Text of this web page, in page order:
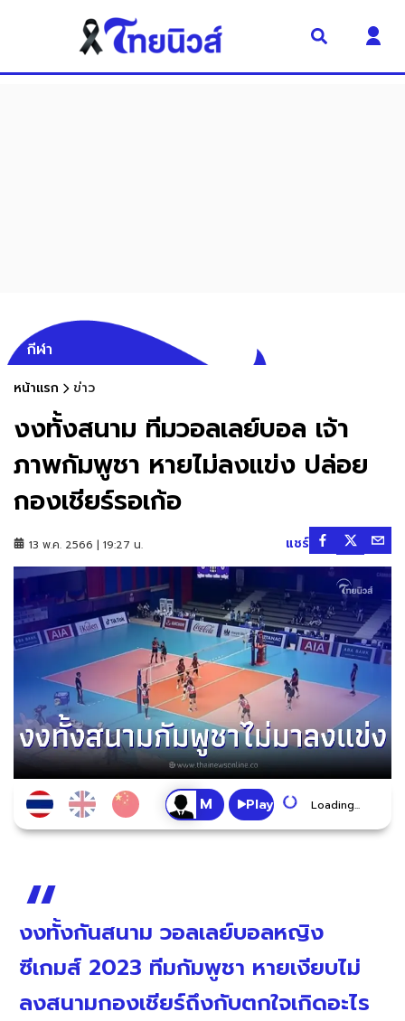
กีฬา
หน้าแรก ข่าว
งงทั้งสนาม ทีมวอลเลย์บอล เจ้า
ภาพกัมพูชา หายไม่ลงแข่ง ปล่อย
กองเชียร์รอเก้อ
13 พ.ค. 2566 | 19:27 น. แชร์
Play Loading...
งงทั้งกันสนาม วอลเลย์บอลหญิง
ซีเกมส์ 2023 ทีมกัมพูชา หายเงียบไม่
ลงสนามกองเชียร์ถึงกับตกใจเกิดอะไร